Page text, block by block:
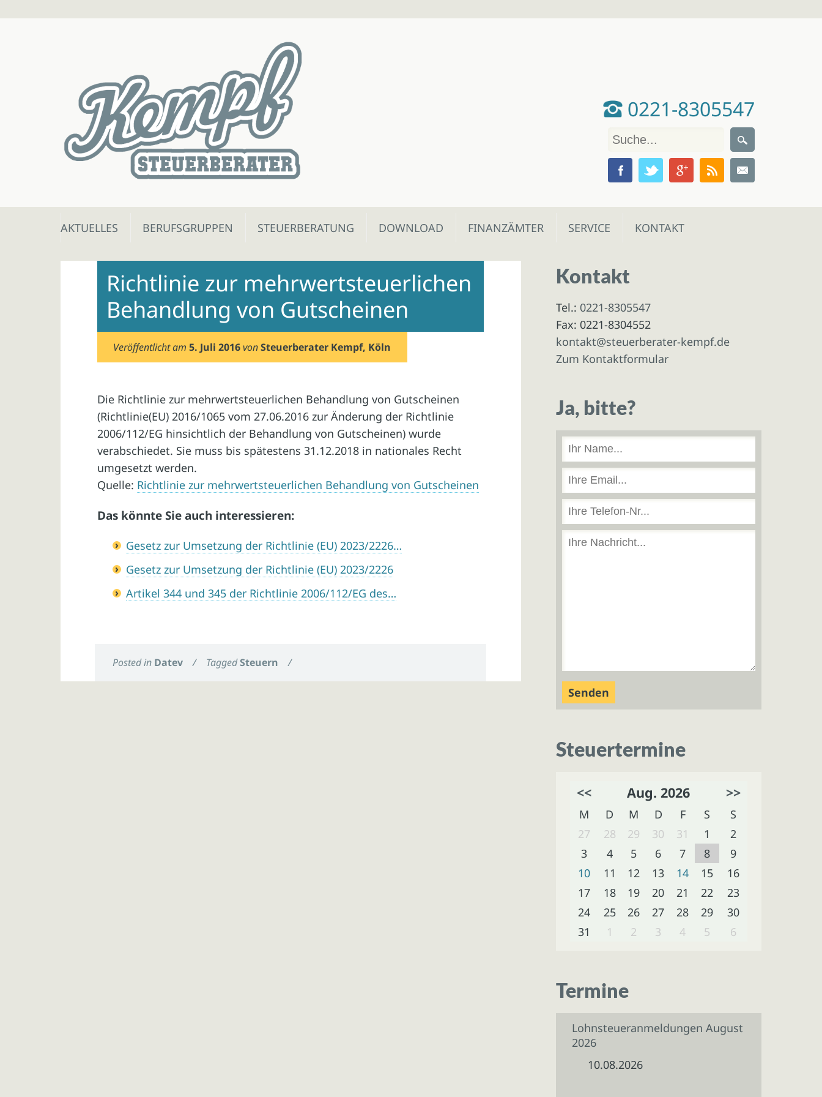
0221-8305547
Skip
AKTUELLES BERUFSGRUPPEN STEUERBERATUNG DOWNLOAD FINANZÄMTER SERVICE KONTAKT
Richtlinie zur mehrwertsteuerlichen
Behandlung von Gutscheinen
Veröffentlicht am5. Juli 2016 vonSteuerberater Kempf, Köln
Die Richtlinie zur mehrwertsteuerlichen Behandlung von Gutscheinen
(Richtlinie(EU) 2016/1065 vom 27.06.2016 zur Änderung der Richtlinie
2006/112/EG hinsichtlich der Behandlung von Gutscheinen) wurde
verabschiedet. Sie muss bis spätestens 31.12.2018 in nationales Recht
umgesetzt werden.
Quelle: Richtlinie zur mehrwertsteuerlichen Behandlung von Gutscheinen
Das könnte Sie auch interessieren:
Gesetz zur Umsetzung der Richtlinie (EU) 2023/2226…
Gesetz zur Umsetzung der Richtlinie (EU) 2023/2226
Artikel 344 und 345 der Richtlinie 2006/112/EG des…
Posted in Datev / TaggedSteuern /
Kontakt
Tel.: 0221-8305547
Fax: 0221-8304552
kontakt@steuerberater-kempf.de
Zum Kontaktformular
Ja, bitte?
Steuertermine
<< Aug. 2026 >>
M D M D F S
S
27
28 29 30 31 1
2
3
4 5 6 7 8
9
10
11 12 13 14 15
16
17
18 19 20 21 22
23
24
25 26 27 28 29
30
31
1 2 3 4 5 6
Termine
Lohnsteueranmeldungen August
2026
10.08.2026